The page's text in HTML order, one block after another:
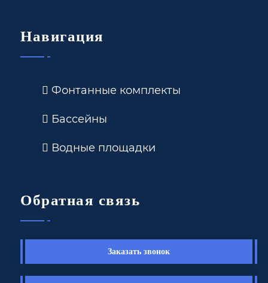
Навигация
Фонтанные комплекты
Бассейны
Водные площадки
Обратная связь
Заказать звонок